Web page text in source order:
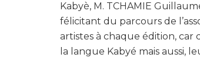
Kabyè, M. TCHAMIE
félicitant du parcours de
artistes à chaque édition,
la langue Kabyé mais aussi,